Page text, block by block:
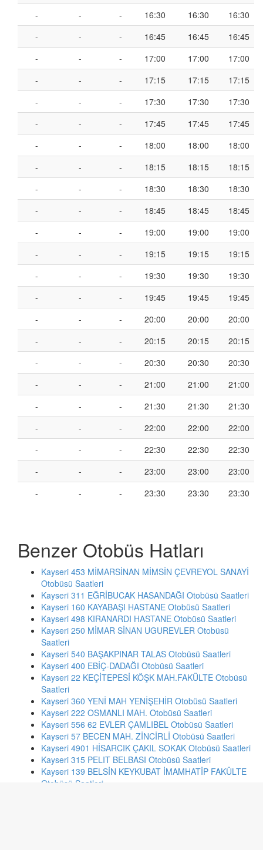
-
- - 16:30 16:30
16:30
-
- - 16:45 16:45
16:45
-
- - 17:00 17:00
17:00
-
- - 17:15 17:15
17:15
-
- - 17:30 17:30
17:30
-
- - 17:45 17:45
17:45
-
- - 18:00 18:00
18:00
-
- - 18:15 18:15
18:15
-
- - 18:30 18:30
18:30
-
- - 18:45 18:45
18:45
-
- - 19:00 19:00
19:00
-
- - 19:15 19:15
19:15
-
- - 19:30 19:30
19:30
-
- - 19:45 19:45
19:45
-
- - 20:00 20:00
20:00
-
- - 20:15 20:15
20:15
-
- - 20:30 20:30
20:30
-
- - 21:00 21:00
21:00
-
- - 21:30 21:30
21:30
-
- - 22:00 22:00
22:00
-
- - 22:30 22:30
22:30
-
- - 23:00 23:00
23:00
-
- - 23:30 23:30 23:30
Benzer Otobüs Hatları
Kayseri 453 MİMARSİNAN MİMSİN ÇEVREYOL SANAYİ
Otobüsü Saatleri
Kayseri 311 EĞRİBUCAK HASANDAĞI Otobüsü Saatleri
Kayseri 160 KAYABAŞI HASTANE Otobüsü Saatleri
Kayseri 498 KIRANARDI HASTANE Otobüsü Saatleri
Kayseri 250 MİMAR SİNAN UGUREVLER Otobüsü
Saatleri
Kayseri 540 BAŞAKPINAR TALAS Otobüsü Saatleri
Kayseri 400 EBİÇ-DADAĞI Otobüsü Saatleri
Kayseri 22 KEÇİTEPESİ KÖŞK MAH.FAKÜLTE Otobüsü
Saatleri
Kayseri 360 YENİ MAH YENİŞEHİR Otobüsü Saatleri
Kayseri 222 OSMANLI MAH. Otobüsü Saatleri
Kayseri 556 62 EVLER ÇAMLIBEL Otobüsü Saatleri
Kayseri 57 BECEN MAH. ZİNCİRLİ Otobüsü Saatleri
Kayseri 4901 HİSARCIK ÇAKIL SOKAK Otobüsü Saatleri
Kayseri 315 PELIT BELBASI Otobüsü Saatleri
Kayseri 139 BELSİN KEYKUBAT İMAMHATİP FAKÜLTE
Otobüsü Saatleri